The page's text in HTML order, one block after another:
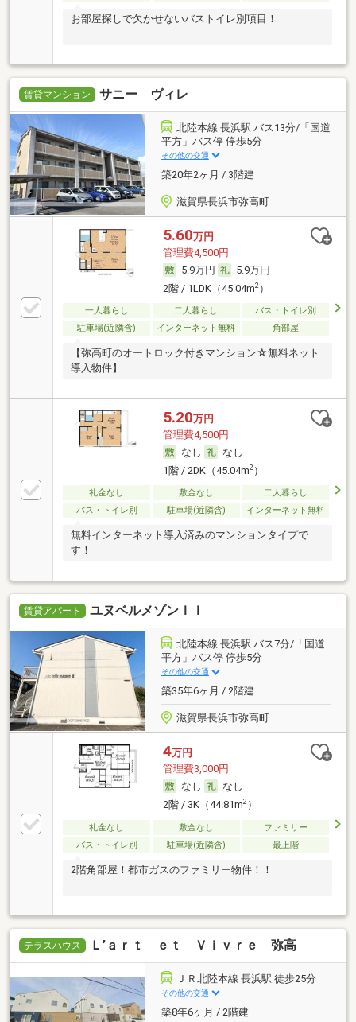
お部屋探しで欠かせないバストイレ別項目！
賃貸マンション サニー ヴィレ
北陸本線 長浜駅 バス13分/「国道
平方」バス停 停歩5分
その他の交通
築20年2ヶ月 / 3階建
滋賀県長浜市弥高町
5.60万円
管理費4,500円
5.9万円
5.9万円
2階 / 1LDK（45.04m2）
一人暮らし 二人暮らし
バス・トイレ別
駐車場(近隣含)
インターネット無料 角部屋
【弥高町のオートロック付きマンション☆無料ネット
導入物件】
5.20万円
管理費4,500円
なし
なし
1階 / 2DK（45.04m2）
礼金なし 敷金なし
二人暮らし
バス・トイレ別
駐車場(近隣含) インターネット無料
無料インターネット導入済みのマンションタイプで
す！
賃貸アパート ユヌベルメゾンＩＩ
北陸本線 長浜駅 バス7分/「国道
平方」バス停 停歩5分
その他の交通
築35年6ヶ月 / 2階建
滋賀県長浜市弥高町
4万円
管理費3,000円
なし
なし
2階 / 3K（44.81m2）
礼金なし 敷金なし
ファミリー
バス・トイレ別
駐車場(近隣含) 最上階
2階角部屋！都市ガスのファミリー物件！！
テラスハウス Ｌ’ａｒｔ ｅｔ Ｖｉｖｒｅ 弥高
ＪＲ北陸本線 長浜駅 徒歩25分
その他の交通
築8年6ヶ月 / 2階建